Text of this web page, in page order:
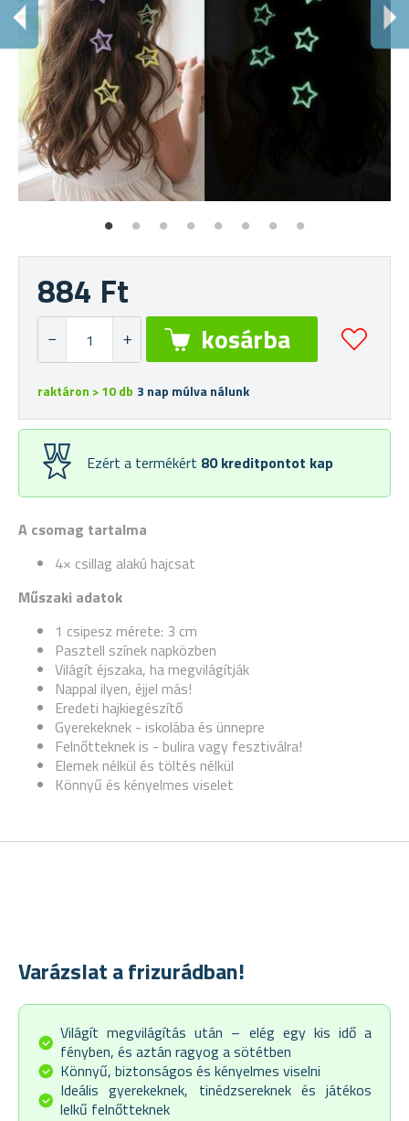
A csomag tartalma
4× csillag alakú hajcsat
Műszaki adatok
1 csipesz mérete: 3 cm
Pasztell színek napközben
Világít éjszaka, ha megvilágítják
Nappal ilyen, éjjel más!
Eredeti hajkiegészítő
Gyerekeknek - iskolába és ünnepre
Felnőtteknek is - bulira vagy fesztiválra!
Elemek nélkül és töltés nélkül
Könnyű és kényelmes viselet
884 Ft
raktáron > 10 db 3 nap múlva nálunk
Ezért a termékért 80 kreditpontot kap
Varázslat a frizurádban!
Világít megvilágítás után – elég egy kis idő a
fényben, és aztán ragyog a sötétben
Könnyű, biztonságos és kényelmes viselni
Ideális gyerekeknek, tinédzsereknek és játékos
lelkű felnőtteknek